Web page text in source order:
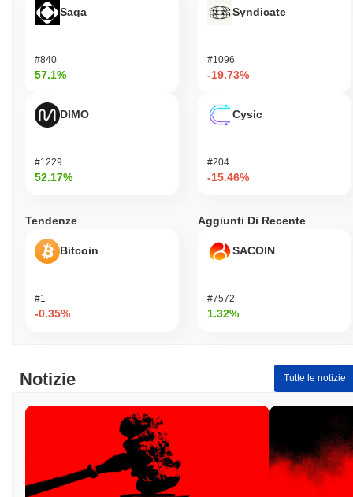
Saga
#840
57.1%
DIMO
#1229
52.17%
Syndicate
#1096
-19.73%
Cysic
#204
-15.46%
Tendenze
Bitcoin
#1
-0.35%
Aggiunti Di Recente
SACOIN
#7572
1.32%
Notizie Tutte le notizie